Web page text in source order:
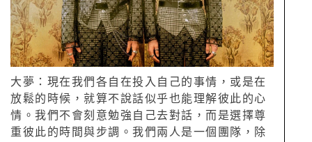
大夢：現在我們各自在投入自己的事情，或是在
放鬆的時候，就算不說話似乎也能理解彼此的心
情。我們不會刻意勉強自己去對話，而是選擇尊
重彼此的時間與步調。我們兩人是一個團隊，除